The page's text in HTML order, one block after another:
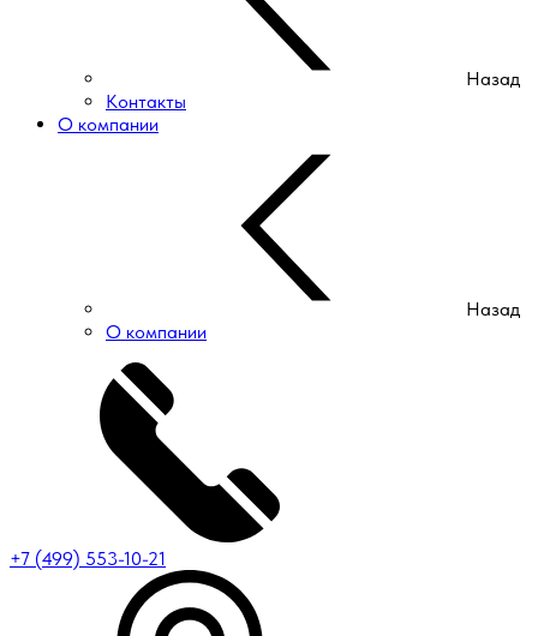
Назад
Контакты
О компании
Назад
О компании
+7 (499) 553-10-21